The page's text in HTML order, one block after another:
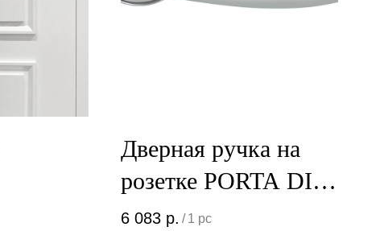
Дверная ручка на
розетке PORTA DI
PARMA Anna
6 083 р. / 1 pc